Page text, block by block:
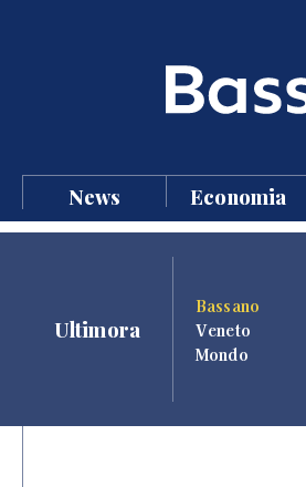
News Economia
Ultimora
Bassano
Veneto
Mondo